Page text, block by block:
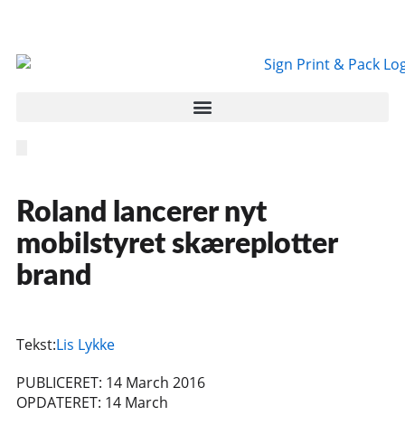
Roland lancerer nyt
mobilstyret skæreplotter
brand
Tekst:Lis Lykke
PUBLICERET: 14 March 2016
OPDATERET: 14 March